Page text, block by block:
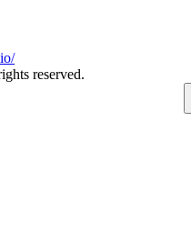
reserved.